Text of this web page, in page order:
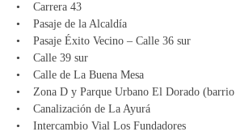
• Carrera 43
• Pasaje de la Alcaldía
• Pasaje Éxito Vecino – Calle 36 sur
• Calle 39 sur
• Calle de La Buena Mesa
• Zona D y Parque Urbano El Dorado
• Canalización de La Ayurá
• Intercambio Vial Los Fundadores